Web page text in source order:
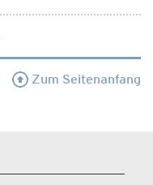
Zum Seitenanfang